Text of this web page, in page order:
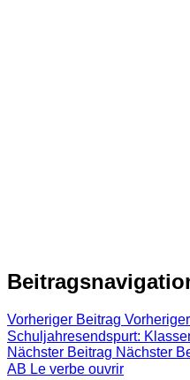
Vorheriger Beitrag
Schuljahresendspurt:
Nächster Beitrag Nächster
AB Le verbe ouvrir